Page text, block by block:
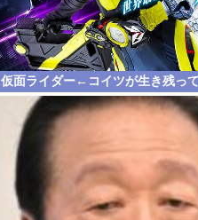
仮面ライダー←コイツが生き残っ